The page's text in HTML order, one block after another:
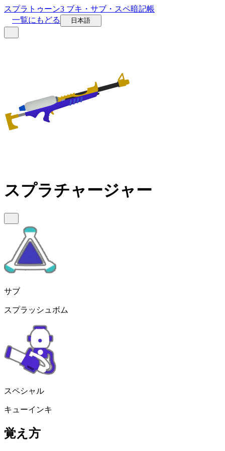
スプラトゥーン3 ブキ・サブ・スペ暗記帳
一覧にもどる
日本語
スプラチャージャー
サブ
スプラッシュボム
スペシャル
キューインキ
覚え方